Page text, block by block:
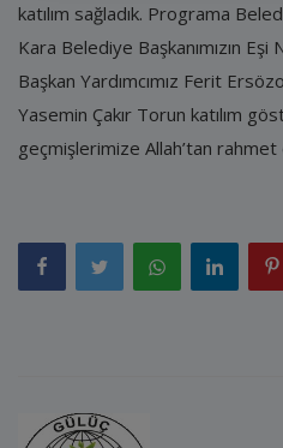
katılım sağladık. Programa
Kara Belediye Başkanımızın
Başkan Yardımcımız Ferit
Yasemin Çakır Torun katılım
geçmişlerimize Allah’tan rahmet